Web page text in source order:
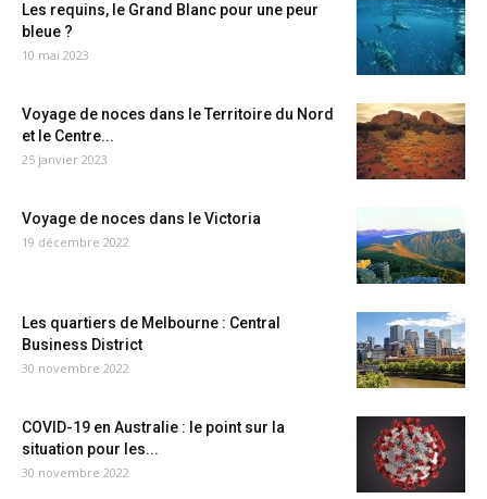
Les requins, le Grand Blanc pour une peur
bleue ?
10 mai 2023
Voyage de noces dans le Territoire du Nord
et le Centre...
25 janvier 2023
Voyage de noces dans le Victoria
19 décembre 2022
Les quartiers de Melbourne : Central
Business District
30 novembre 2022
COVID-19 en Australie : le point sur la
situation pour les...
30 novembre 2022